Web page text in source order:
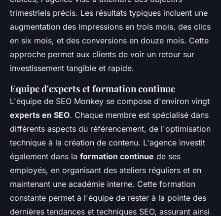
trimestriels précis. Les résultats typiques incluent une
augmentation des impressions en trois mois, des clics
en six mois, et des conversions en douze mois. Cette
approche permet aux clients de voir un retour sur
investissement tangible et rapide.
Equipe d'experts et formation continue
L'équipe de SEO Monkey se compose d'environ vingt
experts en SEO. Chaque membre est spécialisé dans
différents aspects du référencement, de l'optimisation
technique à la création de contenu. L'agence investit
également dans la formation continue de ses
employés, en organisant des ateliers réguliers et en
maintenant une académie interne. Cette formation
constante permet à l'équipe de rester à la pointe des
dernières tendances et techniques SEO, assurant ainsi